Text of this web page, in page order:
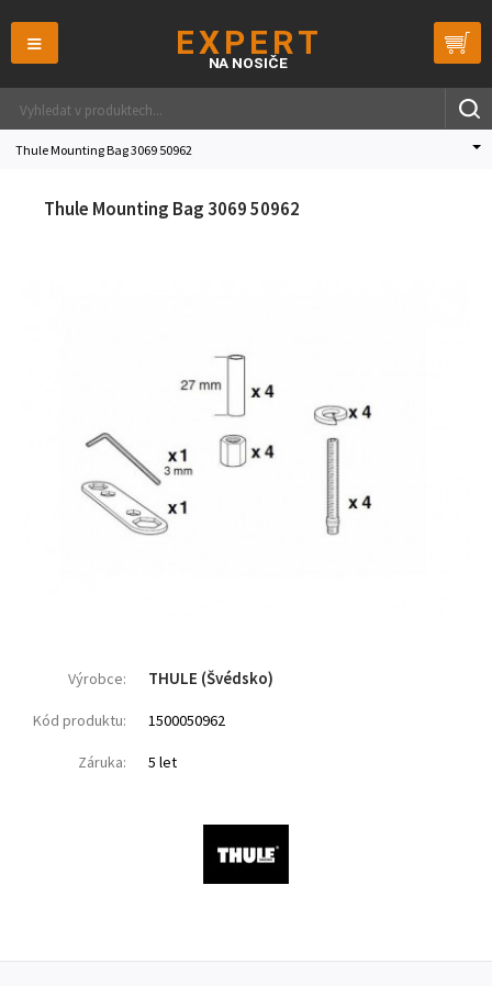
≡
Thule Mounting Bag 3069 50962
Thule Mounting Bag 3069 50962
Výrobce: THULE (Švédsko)
Kód produktu: 1500050962
Záruka: 5 let